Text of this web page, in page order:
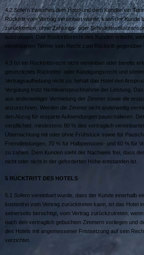
4.2 Sofern zwischen dem Hotel und dem Kunden ein
Rücktritt vom Vertrag vereinbart wurde, kann der Kunde
zurücktreten, ohne Zahlungs- oder
auszulösen. Das Rücktrittsrecht des Kunden erlischt,
vereinbarten Termin sein Recht zum Rücktritt gegenüber
4.3 Ist ein Rücktrittsrecht nicht vereinbart oder bereits
gesetzliches Rücktritts- oder Kündigungsrecht und
Vertragsaufhebung nicht zu, behält das Hotel den
Vergütung trotz Nichtinanspruchnahme der Leistung.
aus anderweitiger Vermietung der Zimmer sowie die
anzurechnen. Werden die Zimmer nicht anderweitig
den Abzug für ersparte Aufwendungen pauschalieren.
verpflichtet, mindestens 80 % des vertraglich
Übernachtung mit oder ohne Frühstück sowie für
Fremdleistungen, 70 % für Halbpensions- und 60 % für
zu zahlen. Dem Kunden steht der Nachweis frei, dass
nicht oder nicht in der geforderten Höhe entstanden ist.
5 RÜCKTRITT DES HOTELS
5.1 Sofern vereinbart wurde, dass der Kunde innerhalb
kostenfrei vom Vertrag zurücktreten kann, ist das Hotel
seinerseits berechtigt, vom Vertrag zurückzutreten,
nach den vertraglich gebuchten Zimmern vorliegen und
des Hotels mit angemessener Fristsetzung auf sein
verzichtet.